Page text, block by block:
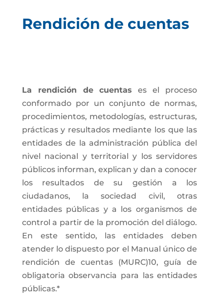
Rendición de cuentas
La rendición de cuentas es el proceso
conformado por un conjunto de normas,
procedimientos, metodologías, estructuras,
prácticas y resultados mediante los que las
entidades de la administración pública del
nivel nacional y territorial y los servidores
públicos informan, explican y dan a conocer
los resultados de su gestión a los
ciudadanos, la sociedad civil, otras
entidades públicas y a los organismos de
control a partir de la promoción del diálogo.
En este sentido, las entidades deben
atender lo dispuesto por el Manual único de
rendición de cuentas (MURC)10, guía de
obligatoria observancia para las entidades
públicas.*